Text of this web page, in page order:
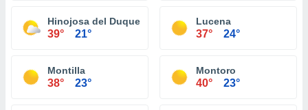
Hinojosa del Duque
39° 21°
Lucena
37° 24°
Montilla
38° 23°
Montoro
40° 23°